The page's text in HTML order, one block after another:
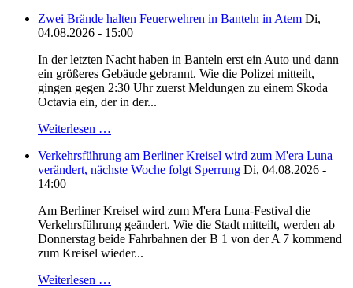
Zwei Brände halten Feuerwehren in Banteln in Atem Di,
04.08.2026 - 15:00
In der letzten Nacht haben in Banteln erst ein Auto und dann
ein größeres Gebäude gebrannt. Wie die Polizei mitteilt,
gingen gegen 2:30 Uhr zuerst Meldungen zu einem Skoda
Octavia ein, der in der...
Weiterlesen …
Verkehrsführung am Berliner Kreisel wird zum M'era Luna
verändert, nächste Woche folgt Sperrung Di, 04.08.2026 -
14:00
Am Berliner Kreisel wird zum M'era Luna-Festival die
Verkehrsführung geändert. Wie die Stadt mitteilt, werden ab
Donnerstag beide Fahrbahnen der B 1 von der A 7 kommend
zum Kreisel wieder...
Weiterlesen …